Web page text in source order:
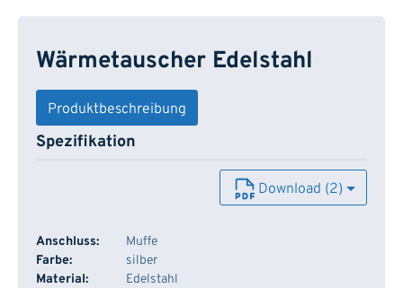
Wärmetauscher Edelstahl
Produktbeschreibung
Spezifikation
Download (2)
Anschluss:
Muffe
Farbe:
silber
Material:
Edelstahl